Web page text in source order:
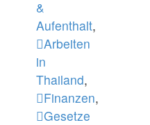
&
Aufenthalt,
Arbeiten
in
Thailand,
Finanzen,
Gesetze